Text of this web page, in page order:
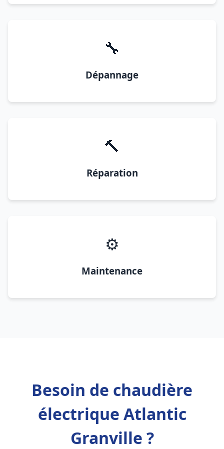
🔧
Dépannage
🔨
Réparation
⚙️
Maintenance
Besoin de chaudière
électrique Atlantic
Granville ?